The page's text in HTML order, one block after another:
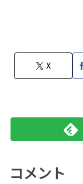
X
コメント